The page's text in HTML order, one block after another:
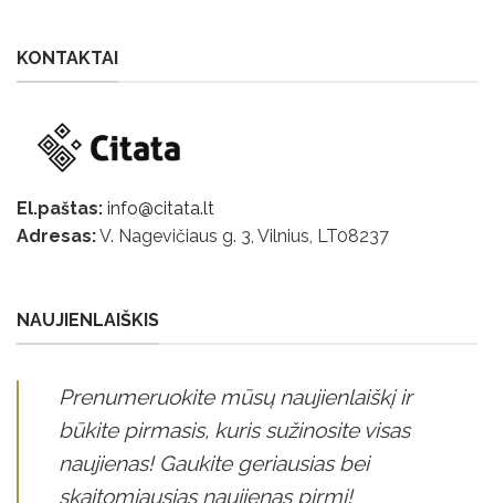
KONTAKTAI
El.paštas: info@citata.lt
Adresas:V. Nagevičiaus g. 3, Vilnius, LT08237
NAUJIENLAIŠKIS
Prenumeruokite mūsų naujienlaiškį ir
būkite pirmasis, kuris sužinosite visas
naujienas! Gaukite geriausias bei
skaitomiausias naujienas pirmi!